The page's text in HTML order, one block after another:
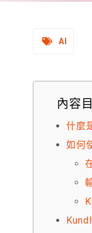
AI
內容
什麼
如何